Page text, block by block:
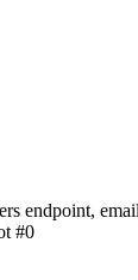
endpoint,